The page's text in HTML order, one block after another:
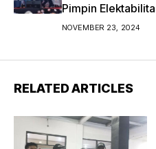
Pimpin
Bandung 2024
NOVEMBER 23, 2024
RELATED ARTICLES